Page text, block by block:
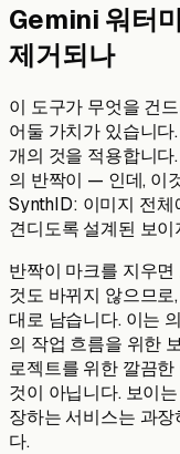
Gemini 워터
제거되나
이 도구가 무엇을 건
어둘 가치가 있습니
개의 것을 적용합니
의 반짝이 — 인데, 이
SynthID: 이미지 전체
견디도록 설계된 보
반짝이 마크를 지우
것도 바뀌지 않으므
대로 남습니다. 이는
의 작업 흐름을 위한
로젝트를 위한 깔끔
것이 아닙니다. 보이
장하는 서비스는 과
다.